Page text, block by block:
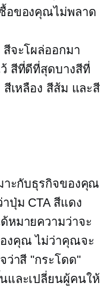
อของคุณไม่พลาด
จะโผล่ออกมา
สีที่ดีที่สุดบางสีที่
เหลือง สีส้ม และสี
าะกับธุรกิจของคุณ
ปุ่ม CTA สีแดง
หมายความว่าจะ
งคุณ ไม่ว่าคุณจะ
ว่าสี "กระโดด"
และเปลี่ยนผู้คนให้